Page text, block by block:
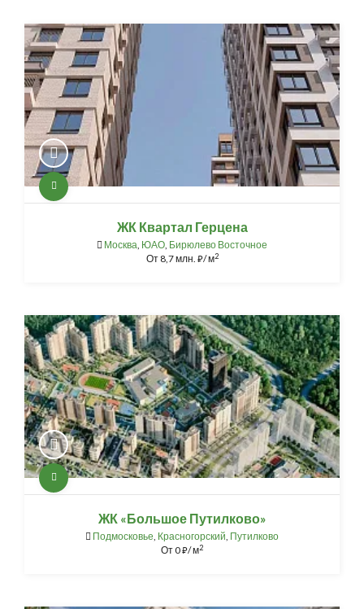
ЖК Квартал Герцена
Москва, ЮАО, Бирюлево Восточное
От 8,7 млн. ⃏/ м2
ЖК «Большое Путилково»
Подмосковье, Красногорский, Путилково
От0⃏/ м2